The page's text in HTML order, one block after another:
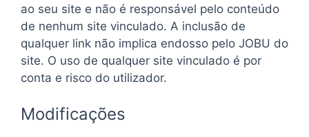
ao seu site e não é responsável pelo conteúdo
de nenhum site vinculado. A inclusão de
qualquer link não implica endosso pelo JOBU do
site. O uso de qualquer site vinculado é por
conta e risco do utilizador.
Modificações